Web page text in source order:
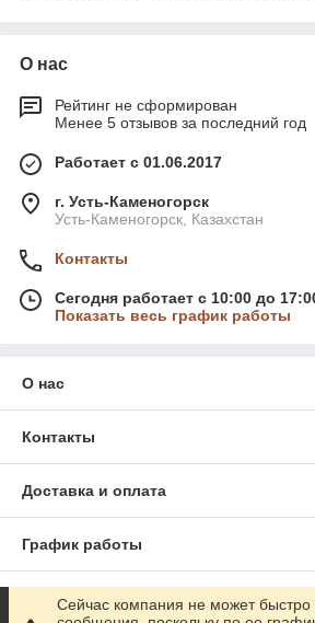
О нас
Рейтинг не сформирован
Менее 5 отзывов за последний год
Работает с 01.06.2017
г. Усть-Каменогорск
Усть-Каменогорск, Казахстан
Контакты
Сегодня работает с 10:00 до
Показать весь график работы
О нас
Контакты
Доставка и оплата
График работы
Полная версия сайта
Сейчас компания не может быстро